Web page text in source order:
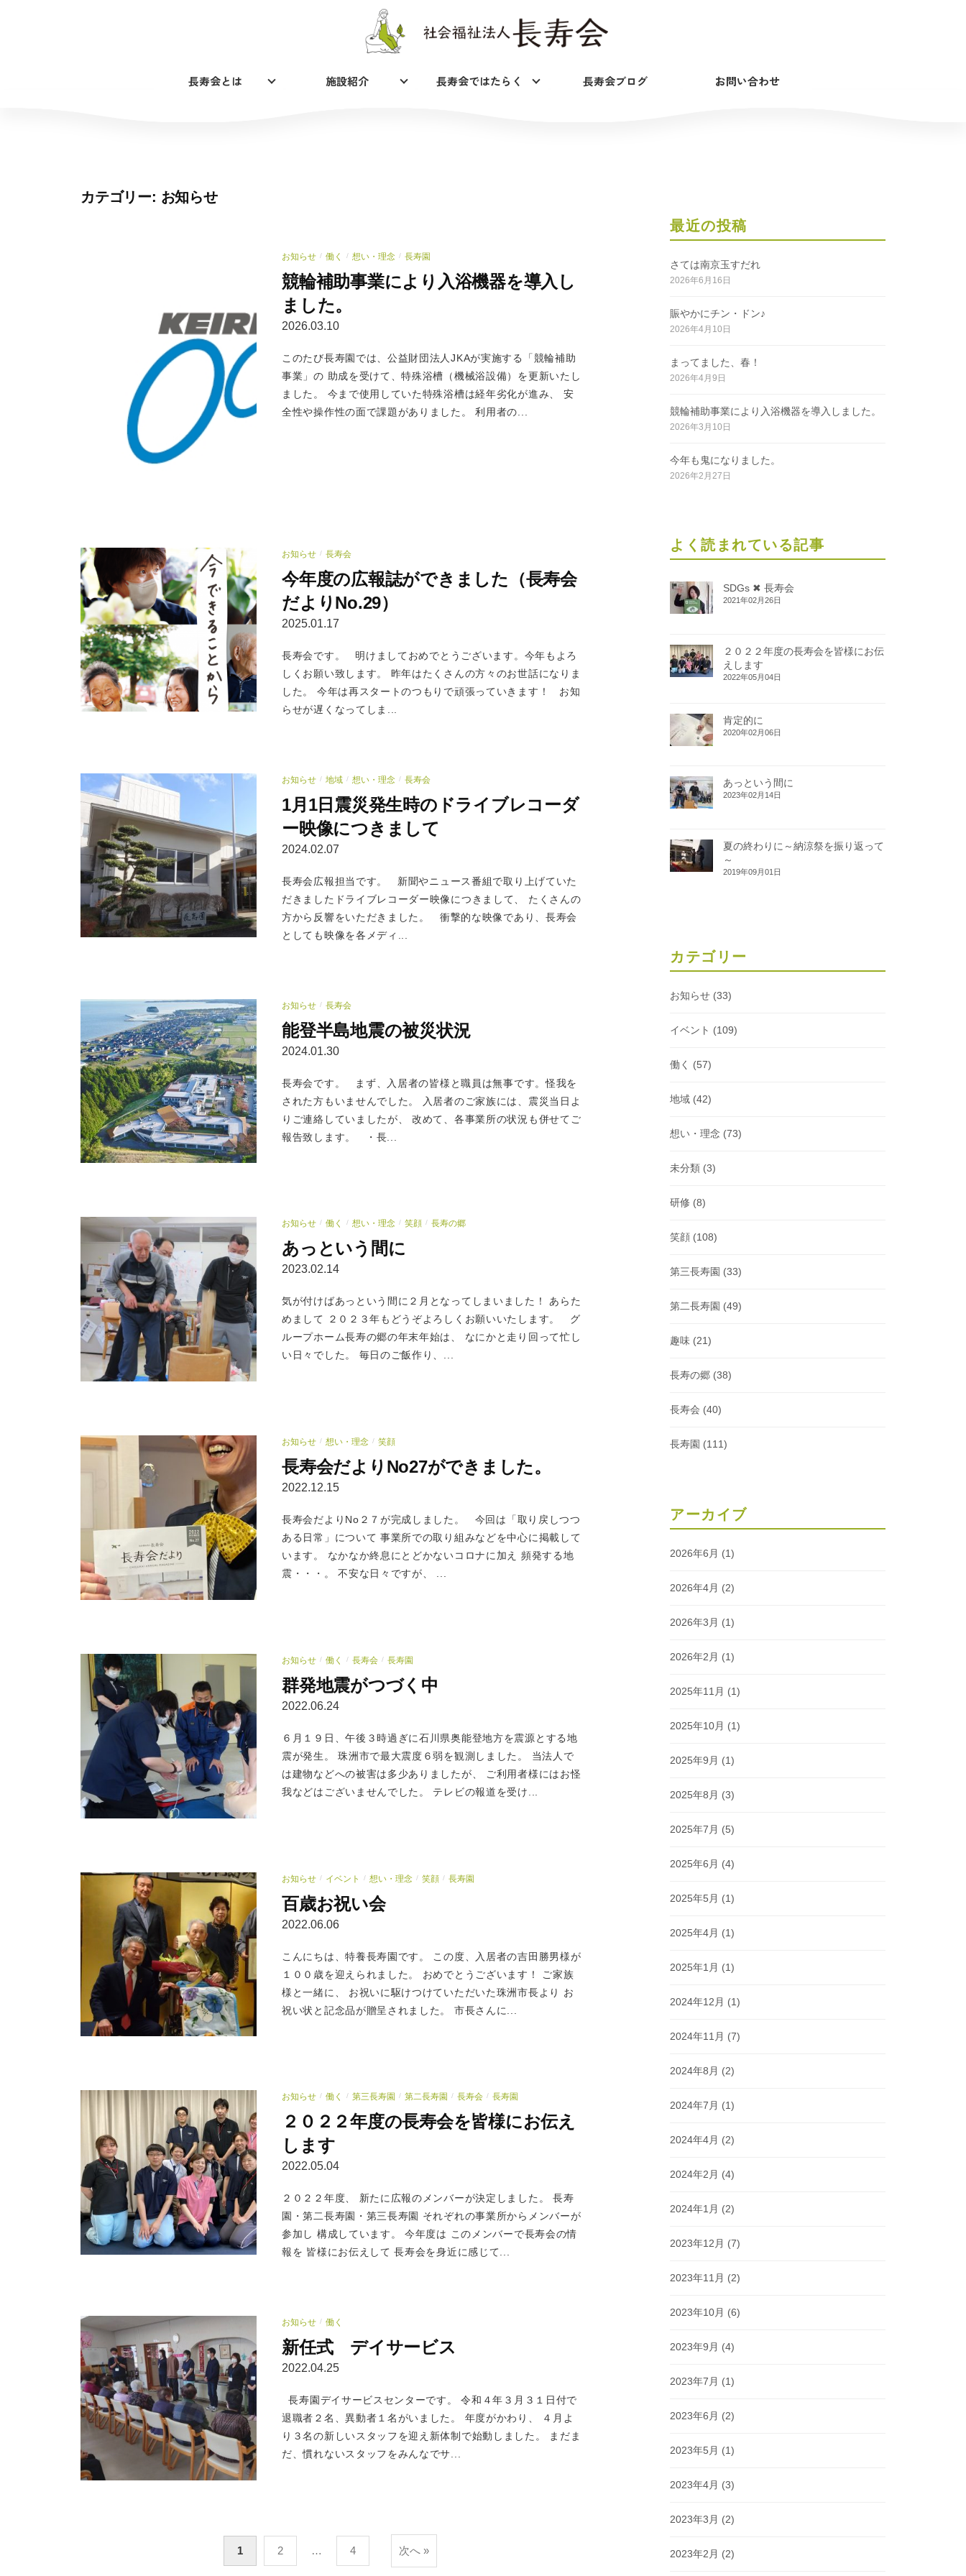
長寿会とは 施設紹介 長寿会ではたらく 長寿会ブログ お問い合わせ
カテゴリー: お知らせ
お知らせ / 働く / 想い・理念 / 長寿園
競輪補助事業により入浴機器を導入し
ました。
2026.03.10
このたび長寿園では、公益財団法人JKAが実施する「競輪補助
事業」の 助成を受けて、特殊浴槽（機械浴設備）を更新いたし
ました。 今まで使用していた特殊浴槽は経年劣化が進み、 安
全性や操作性の面で課題がありました。 利用者の...
お知らせ / 長寿会
今年度の広報誌ができました（長寿会
だよりNo.29）
2025.01.17
長寿会です。 明けましておめでとうございます。今年もよろ
しくお願い致します。 昨年はたくさんの方々のお世話になりま
した。 今年は再スタートのつもりで頑張っていきます！ お知
らせが遅くなってしま...
お知らせ / 地域 / 想い・理念 / 長寿会
1月1日震災発生時のドライブレコーダ
ー映像につきまして
2024.02.07
長寿会広報担当です。 新聞やニュース番組で取り上げていた
だきましたドライブレコーダー映像につきまして、 たくさんの
方から反響をいただきました。 衝撃的な映像であり、長寿会
としても映像を各メディ...
お知らせ / 長寿会
能登半島地震の被災状況
2024.01.30
長寿会です。 まず、入居者の皆様と職員は無事です。怪我を
された方もいませんでした。 入居者のご家族には、震災当日よ
りご連絡していましたが、 改めて、各事業所の状況も併せてご
報告致します。 ・長...
お知らせ / 働く / 想い・理念 / 笑顔 / 長寿の郷
あっという間に
2023.02.14
気が付けばあっという間に２月となってしまいました！ あらた
めまして ２０２３年もどうぞよろしくお願いいたします。 グ
ループホーム長寿の郷の年末年始は、 なにかと走り回って忙し
い日々でした。 毎日のご飯作り、...
お知らせ / 想い・理念 / 笑顔
長寿会だよりNo27ができました。
2022.12.15
長寿会だよりNo２７が完成しました。 今回は「取り戻しつつ
ある日常」について 事業所での取り組みなどを中心に掲載して
います。 なかなか終息にとどかないコロナに加え 頻発する地
震・・・。 不安な日々ですが、 ...
お知らせ / 働く / 長寿会 / 長寿園
群発地震がつづく中
2022.06.24
６月１９日、午後３時過ぎに石川県奥能登地方を震源とする地
震が発生。 珠洲市で最大震度６弱を観測しました。 当法人で
は建物などへの被害は多少ありましたが、 ご利用者様にはお怪
我などはございませんでした。 テレビの報道を受け...
お知らせ / イベント / 想い・理念 / 笑顔 / 長寿園
百歳お祝い会
2022.06.06
こんにちは、特養長寿園です。 この度、入居者の吉田勝男様が
１００歳を迎えられました。 おめでとうございます！ ご家族
様と一緒に、 お祝いに駆けつけていただいた珠洲市長より お
祝い状と記念品が贈呈されました。 市長さんに...
お知らせ / 働く / 第三長寿園 / 第二長寿園 / 長寿会 / 長寿園
２０２２年度の長寿会を皆様にお伝え
します
2022.05.04
２０２２年度、 新たに広報のメンバーが決定しました。 長寿
園・第二長寿園・第三長寿園 それぞれの事業所からメンバーが
参加し 構成しています。 今年度は このメンバーで長寿会の情
報を 皆様にお伝えして 長寿会を身近に感じて...
お知らせ / 働く
新任式 デイサービス
2022.04.25
長寿園デイサービスセンターです。 令和４年３月３１日付で
退職者２名、異動者１名がいました。 年度がかわり、 ４月よ
り３名の新しいスタッフを迎え新体制で始動しました。 まだま
だ、慣れないスタッフをみんなでサ...
1 2 … 4 次へ »
最近の投稿
さては南京玉すだれ
2026年6月16日
賑やかにチン・ドン♪
2026年4月10日
まってました、春！
2026年4月9日
競輪補助事業により入浴機器を導入しました。
2026年3月10日
今年も鬼になりました。
2026年2月27日
よく読まれている記事
SDGs ✖ 長寿会
2021年02月26日
２０２２年度の長寿会を皆様にお伝
えします
2022年05月04日
肯定的に
2020年02月06日
あっという間に
2023年02月14日
夏の終わりに～納涼祭を振り返って
～
2019年09月01日
カテゴリー
お知らせ (33)
イベント (109)
働く (57)
地域 (42)
想い・理念 (73)
未分類 (3)
研修 (8)
笑顔 (108)
第三長寿園 (33)
第二長寿園 (49)
趣味 (21)
長寿の郷 (38)
長寿会 (40)
長寿園 (111)
アーカイブ
2026年6月 (1)
2026年4月 (2)
2026年3月 (1)
2026年2月 (1)
2025年11月 (1)
2025年10月 (1)
2025年9月 (1)
2025年8月 (3)
2025年7月 (5)
2025年6月 (4)
2025年5月 (1)
2025年4月 (1)
2025年1月 (1)
2024年12月 (1)
2024年11月 (7)
2024年8月 (2)
2024年7月 (1)
2024年4月 (2)
2024年2月 (4)
2024年1月 (2)
2023年12月 (7)
2023年11月 (2)
2023年10月 (6)
2023年9月 (4)
2023年7月 (1)
2023年6月 (2)
2023年5月 (1)
2023年4月 (3)
2023年3月 (2)
2023年2月 (2)